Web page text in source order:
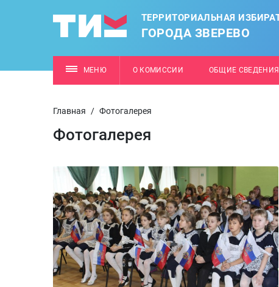
ТЕРРИТОРИАЛЬНАЯ
ГОРОДА ЗВЕРЕВО
МЕНЮ О КОМИССИИ ОБЩИЕ СВЕДЕНИЯ
Главная / Фотогалерея
Фотогалерея